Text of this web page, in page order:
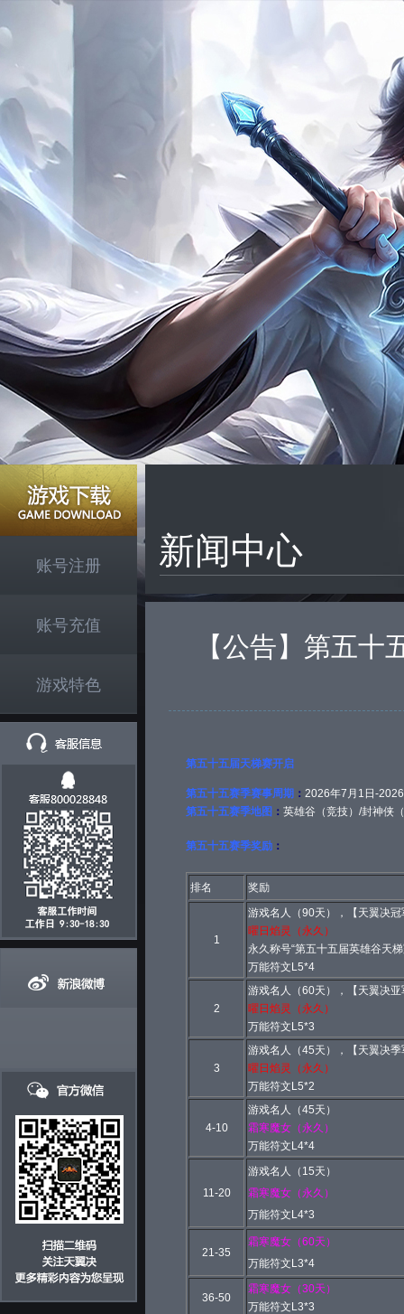
账号注册
账号充值
游戏特色
新闻中心
【公告】第五
第五十五届天梯赛开启
第五十五赛季赛事周期 ： 2026年7月1日-
第五十五赛季地图 ： 英雄谷（竞技）/封神侠
第五十五赛季奖励 ：
排名 奖励
1
游戏名人（90天），【天翼决
曜日焰灵
（永久）
永久称号“第五十五届英雄谷天
万能符文L5*4
2
游戏名人（60天），【天翼决
曜日焰灵
（永久）
万能符文L5*3
3
游戏名人（45天），【天翼决
曜日焰灵
（永久）
万能符文L5*2
4-10
游戏名人（45天）
霜寒魔女（永久）
万能符文L4*4
11-20
游戏名人（15天）
霜寒魔女 （永久）
万能符文L4*3
21-35
霜寒魔女 （60天）
万能符文L3*4
36-50
霜寒魔女 （30天）
万能符文L3*3